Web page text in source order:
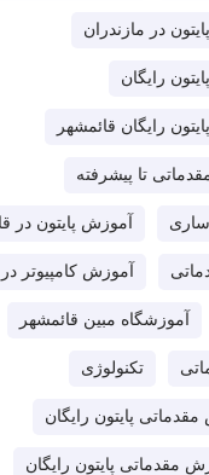
در مازندران
رایگان
رایگان قائمشهر
تا پیشرفته
ساری آموزش پایتون در
آموزش کامپیوتر
آموزشگاه مبین قائمشهر
تکنولوژی
پایتون رایگان
مقدماتی پایتون رایگان